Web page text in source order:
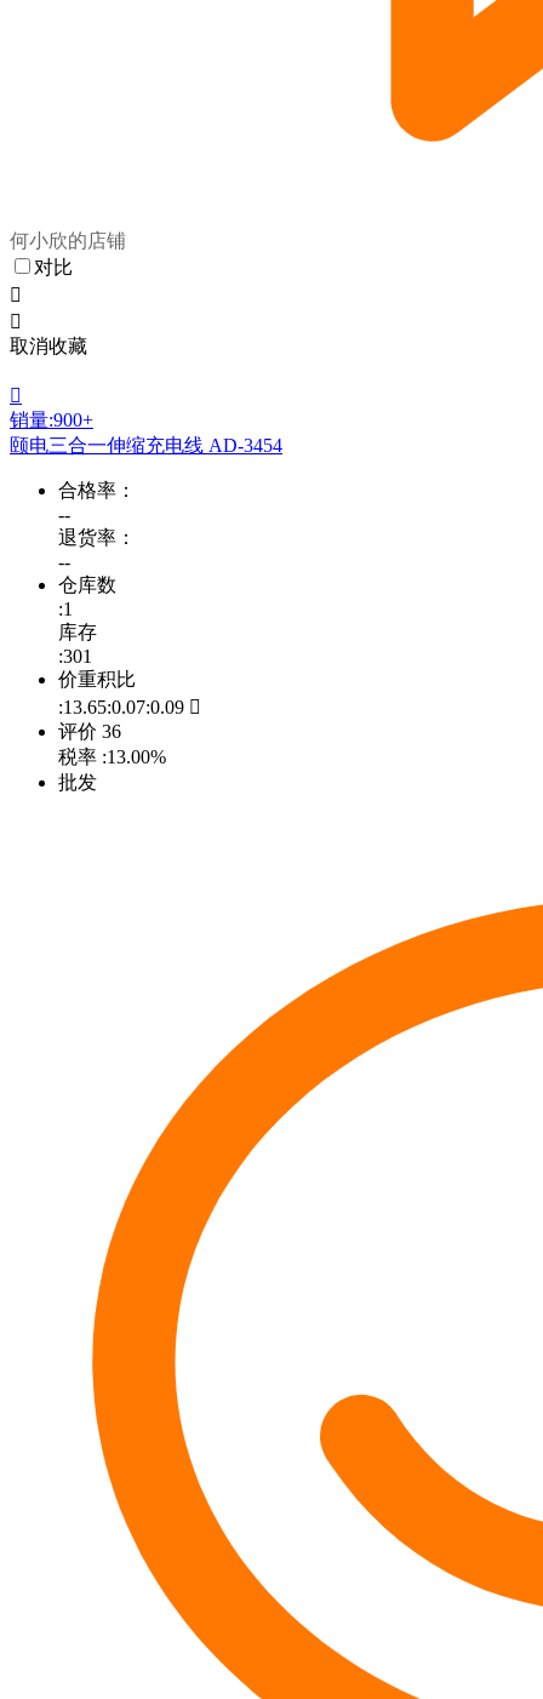
何小欣的店铺
对比


取消收藏

销量:900+
颐电三合一伸缩充电线 AD-3454
合格率：
--
退货率：
--
仓库数
:1
库存
:301
价重积比
:13.65:0.07:0.09 
评价 36
税率 :13.00%
批发